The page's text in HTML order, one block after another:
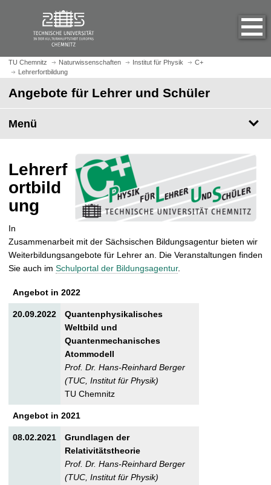
m
H
t
s
i
e
a
u
f
TU Chemnitz Naturwissenschaften Institut für Physik
C+
Lehrerfortbildung
Angebote für Lehrer und Schüler
Menü
Lehrerf
ortbild
ung
In
Zusammenarbeit mit der Sächsischen Bildungsagentur bieten wir
Weiterbildungsangebote für Lehrer an. Die Veranstaltungen finden
Sie auch im Schulportal der Bildungsagentur.
Angebot in 2022
20.09.2022
Quantenphysikalisches
Weltbild und
Quantenmechanisches
Atommodell
Prof. Dr. Hans-Reinhard Berger
(TUC, Institut für Physik)
TU Chemnitz
Angebot in 2021
08.02.2021
Grundlagen der
Relativitätstheorie
Prof. Dr. Hans-Reinhard Berger
(TUC, Institut für Physik)